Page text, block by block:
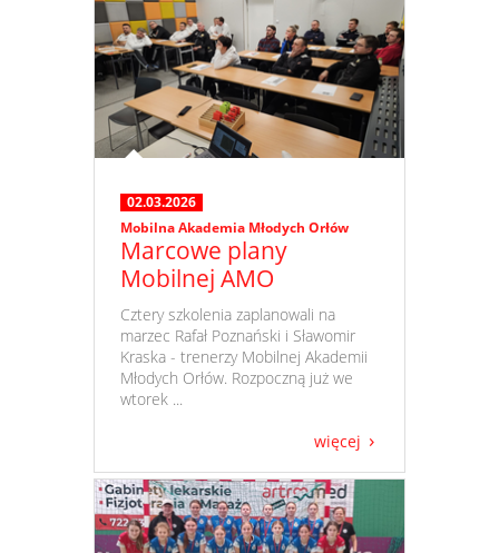
02.03.2026
Mobilna Akademia Młodych Orłów
Marcowe plany
Mobilnej AMO
​ Cztery szkolenia zaplanowali na
marzec Rafał Poznański i Sławomir
Kraska - trenerzy Mobilnej Akademii
Młodych Orłów. Rozpoczną już we
wtorek ...
więcej